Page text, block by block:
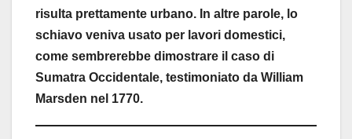
risulta prettamente urbano. In altre parole, lo
schiavo veniva usato per lavori domestici,
come sembrerebbe dimostrare il caso di
Sumatra Occidentale, testimoniato da William
Marsden nel 1770.